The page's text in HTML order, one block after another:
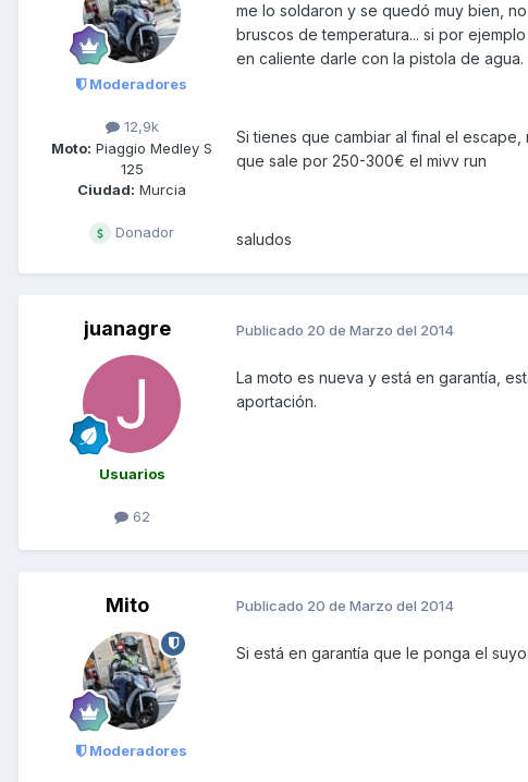
Moderadores
12,9k
Moto: Piaggio Medley S
125
Ciudad: Murcia
Donador
me lo soldaron y se quedó muy bien,
bruscos de temperatura... si por
en caliente darle con la pistola de agua.
Si tienes que cambiar al final el
que sale por 250-300€ el mivv run
saludos
juanagre
Usuarios
62
Publicado 20 de Marzo del 2014
La moto es nueva y está en garantía,
aportación.
Mito
Moderadores
Publicado 20 de Marzo del 2014
Si está en garantía que le ponga el